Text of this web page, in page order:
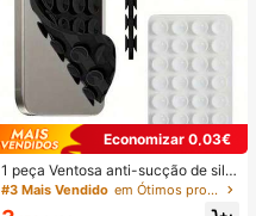
Economizar 0,03€
1 peça Ventosa anti-sucção de silic
one para telemóvel, 28 peças Vento
sas de silicone (almofadas de sucç
#3 Mais Vendido em Ótimos produtos para dormir Artigos essenciais